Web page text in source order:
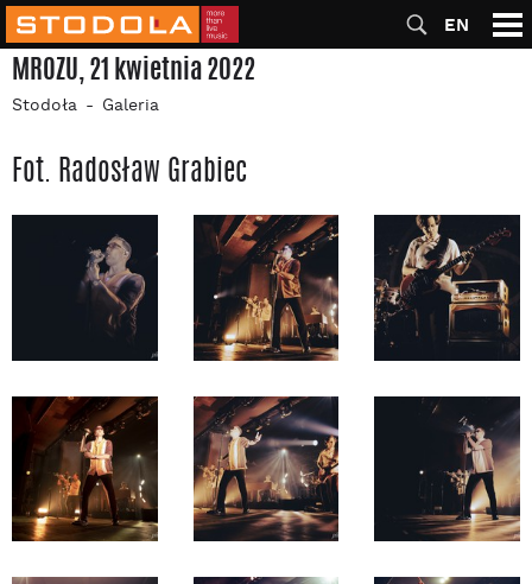
EN
MROZU, 21 kwietnia 2022
Stodoła Galeria
Fot. Radosław Grabiec